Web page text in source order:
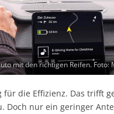
mit den richtigen Reifen. Foto:
für die Effizienz. Das trifft
Doch nur ein geringer